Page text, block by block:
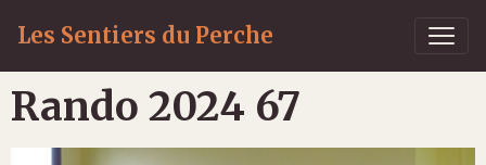
Les Sentiers du Perche
Rando 2024 67